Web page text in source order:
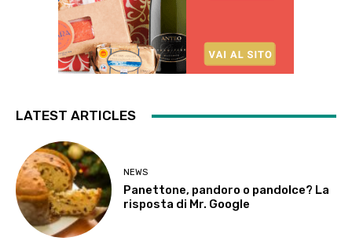
LATEST ARTICLES
NEWS
Panettone, pandoro o pandolce? La
risposta di Mr. Google